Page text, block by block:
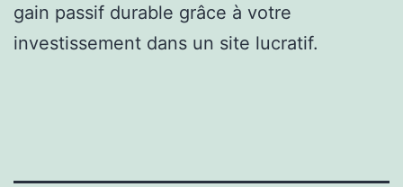
gain passif durable grâce à votre
investissement dans un site lucratif.